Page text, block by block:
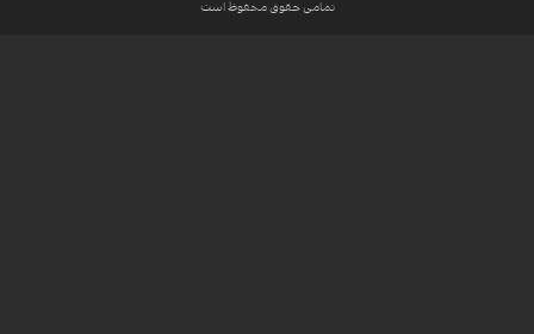
تمامی حقوق محفوظ است